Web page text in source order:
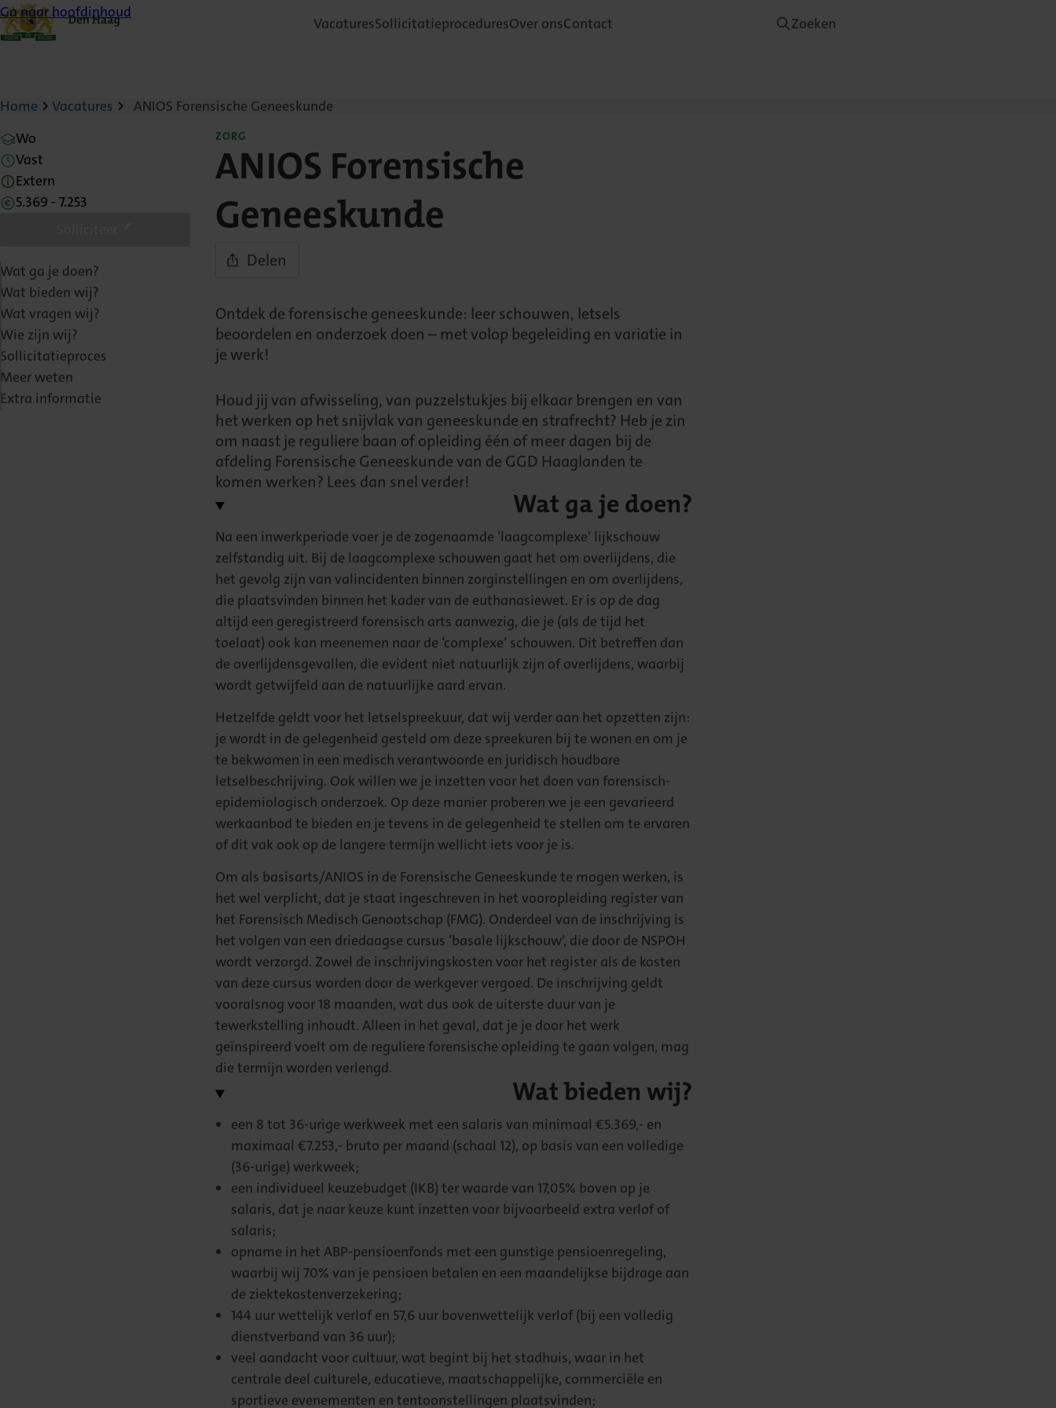
Ga naar hoofdinhoud
VacaturesSollicitatieproceduresOver onsContact Zoeken
Home Vacatures
ANIOS Forensische Geneeskunde
Wo
Vast
Extern
5.369 - 7.253
Wat ga je doen?
Wat bieden wij?
Wat vragen wij?
Wie zijn wij?
Sollicitatieproces
Meer weten
Extra informatie
ANIOS Forensische
Geneeskunde
ZORG
Delen
Ontdek de forensische geneeskunde: leer schouwen, letsels
beoordelen en onderzoek doen – met volop begeleiding en variatie in
je werk!
Houd jij van afwisseling, van puzzelstukjes bij elkaar brengen en van
het werken op het snijvlak van geneeskunde en strafrecht? Heb je zin
om naast je reguliere baan of opleiding één of meer dagen bij de
afdeling Forensische Geneeskunde van de GGD Haaglanden te
komen werken? Lees dan snel verder!
Wat ga je doen?
Na een inwerkperiode voer je de zogenaamde ‘laagcomplexe’ lijkschouw
zelfstandig uit. Bij de laagcomplexe schouwen gaat het om overlijdens, die
het gevolg zijn van valincidenten binnen zorginstellingen en om overlijdens,
die plaatsvinden binnen het kader van de euthanasiewet. Er is op de dag
altijd een geregistreerd forensisch arts aanwezig, die je (als de tijd het
toelaat) ook kan meenemen naar de ‘complexe’ schouwen. Dit betreffen dan
de overlijdensgevallen, die evident niet natuurlijk zijn of overlijdens, waarbij
wordt getwijfeld aan de natuurlijke aard ervan.
Hetzelfde geldt voor het letselspreekuur, dat wij verder aan het opzetten zijn:
je wordt in de gelegenheid gesteld om deze spreekuren bij te wonen en om je
te bekwamen in een medisch verantwoorde en juridisch houdbare
letselbeschrijving. Ook willen we je inzetten voor het doen van forensisch-
epidemiologisch onderzoek. Op deze manier proberen we je een gevarieerd
werkaanbod te bieden en je tevens in de gelegenheid te stellen om te ervaren
of dit vak ook op de langere termijn wellicht iets voor je is.
Om als basisarts/ANIOS in de Forensische Geneeskunde te mogen werken, is
het wel verplicht, dat je staat ingeschreven in het vooropleiding register van
het Forensisch Medisch Genootschap (FMG). Onderdeel van de inschrijving is
het volgen van een driedaagse cursus ‘basale lijkschouw’, die door de NSPOH
wordt verzorgd. Zowel de inschrijvingskosten voor het register als de kosten
van deze cursus worden door de werkgever vergoed. De inschrijving geldt
vooralsnog voor 18 maanden, wat dus ook de uiterste duur van je
tewerkstelling inhoudt. Alleen in het geval, dat je je door het werk
geïnspireerd voelt om de reguliere forensische opleiding te gaan volgen, mag
die termijn worden verlengd.
Wat bieden wij?
een 8 tot 36-urige werkweek met een salaris van minimaal €5.369,- en
maximaal €7.253,- bruto per maand (schaal 12), op basis van een volledige
(36-urige) werkweek;
een individueel keuzebudget (IKB) ter waarde van 17,05% boven op je
salaris, dat je naar keuze kunt inzetten voor bijvoorbeeld extra verlof of
salaris;
opname in het ABP-pensioenfonds met een gunstige pensioenregeling,
waarbij wij 70% van je pensioen betalen en een maandelijkse bijdrage aan
de ziektekostenverzekering;
144 uur wettelijk verlof en 57,6 uur bovenwettelijk verlof (bij een volledig
dienstverband van 36 uur);
veel aandacht voor cultuur, wat begint bij het stadhuis, waar in het
centrale deel culturele, educatieve, maatschappelijke, commerciële en
sportieve evenementen en tentoonstellingen plaatsvinden;